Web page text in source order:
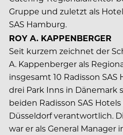
Gruppe und zuletzt als
SAS Hamburg.
ROY A. KAPPENBERGER
Seit kurzem zeichnet der
A. Kappenberger als
insgesamt 10 Radisson SAS
drei Park Inns in Dänemark
beiden Radisson SAS Hotels
Düsseldorf verantwortlich.
war er als General Manager